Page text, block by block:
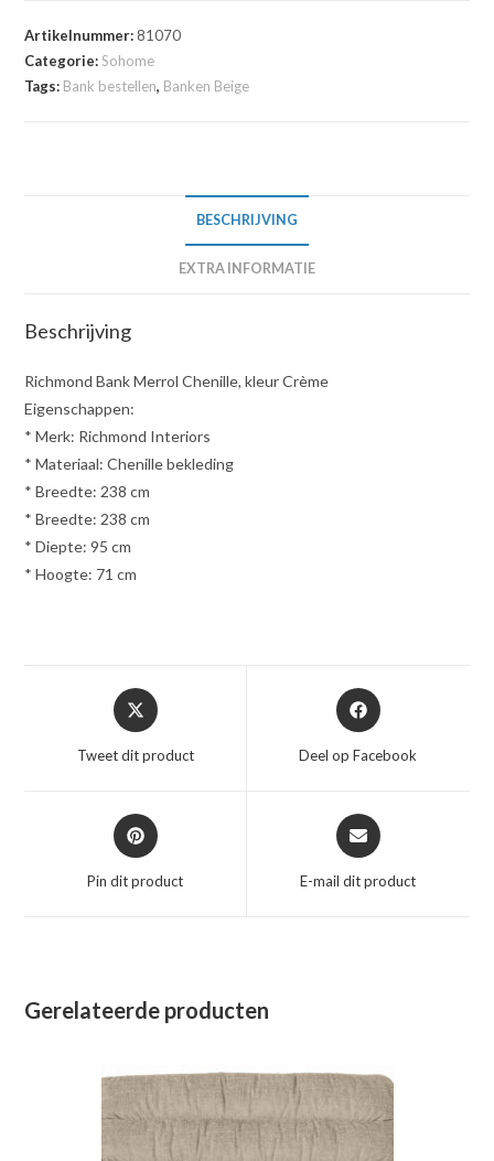
Artikelnummer:81070
Categorie:Sohome
Tags: Bank bestellen, Banken Beige
BESCHRIJVING
EXTRA INFORMATIE
Beschrijving
Richmond Bank Merrol Chenille, kleur Crème
Eigenschappen:
* Merk: Richmond Interiors
* Materiaal: Chenille bekleding
* Breedte: 238 cm
* Breedte: 238 cm
* Diepte: 95 cm
* Hoogte: 71 cm
Opent
in
nieuw
Tweet dit product
Opent
in
nieuw
Deel op Facebook
Opent
in
nieuw
Pin dit product
Opent
in
nieuw
E-mail dit product
Gerelateerde producten